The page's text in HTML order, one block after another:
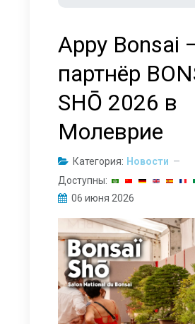
Appy Bonsai
партнёр
SHŌ 2026 в
Молеврие
Категория: Новости
Доступны:
06 июня 2026